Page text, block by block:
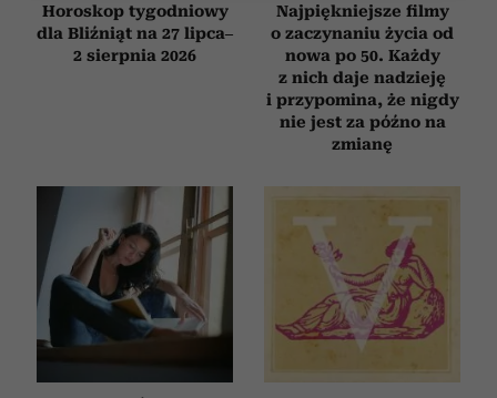
Wykorzystujemy pliki cookie do spersonalizowania treści
i reklam, aby oferować funkcje społecznościowe i
analizować ruch w naszej witrynie. Informacje o tym, jak
korzystasz z naszej witryny, udostępniamy partnerom
społecznościowym, reklamowym i analitycznym.
Partnerzy mogą połączyć te informacje z innymi danymi
korzystania z ich usług.
Horoskop tygodniowy
dla Bliźniąt na 27 lipca–
2 sierpnia 2026
Najpiękniejsze filmy
o zaczynaniu życia od
nowa po 50. Każdy
z nich daje nadzieję
i przypomina, że nigdy
nie jest za późno na
zmianę